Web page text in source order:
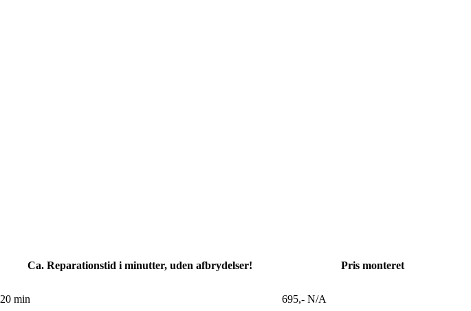
Ca. Reparationstid i minutter, uden afbrydelser!
Pris monteret
20 min 695,- N/A